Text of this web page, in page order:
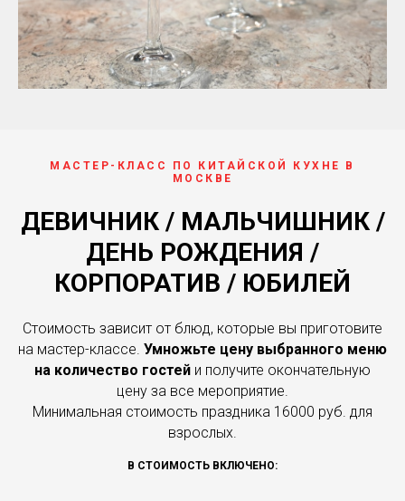
МАСТЕР-КЛАСС ПО КИТАЙСКОЙ КУХНЕ В
МОСКВЕ
ДЕВИЧНИК / МАЛЬЧИШНИК /
ДЕНЬ РОЖДЕНИЯ /
КОРПОРАТИВ / ЮБИЛЕЙ
Стоимость зависит от блюд, которые вы приготовите
на мастер-классе. Умножьте цену выбранного меню
на количество гостей и получите окончательную
цену за все мероприятие.
Минимальная стоимость праздника 16000 руб. для
взрослых.
В СТОИМОСТЬ ВКЛЮЧЕНО: